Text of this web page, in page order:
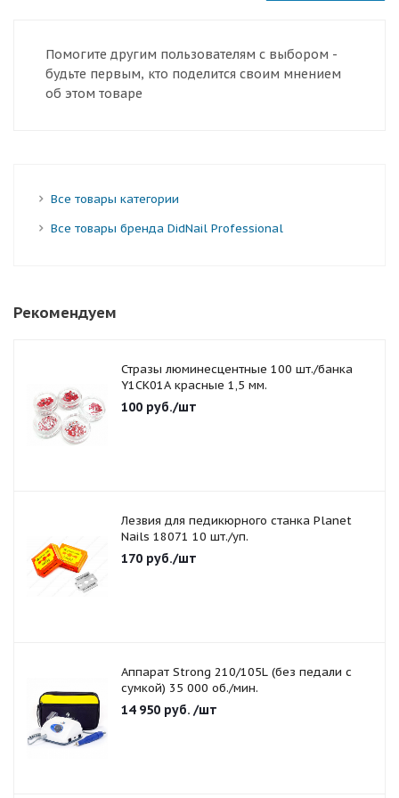
Помогите другим пользователям с выбором -
будьте первым, кто поделится своим мнением
об этом товаре
Все товары категории
Все товары бренда DidNail Professional
Рекомендуем
Стразы люминесцентные 100 шт./банка
Y1CK01A красные 1,5 мм.
100 руб./шт
Лезвия для педикюрного станка Planet
Nails 18071 10 шт./уп.
170 руб./шт
Аппарат Strong 210/105L (без педали с
сумкой) 35 000 об./мин.
14 950 руб. /шт